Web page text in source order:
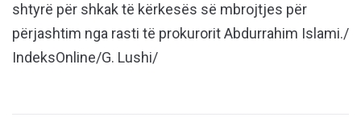
shtyrë për shkak të kërkesës së mbrojtjes për
përjashtim nga rasti të prokurorit Abdurrahim Islami./
IndeksOnline/G. Lushi/